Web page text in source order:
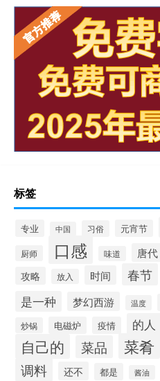
标签
专业 中国 习俗 元宵节
厨师 口感 味道 唐代
攻略 放入 时间 春节
是一种 梦幻西游 温度
炒锅 电磁炉 疫情 的人
自己的 菜品 菜肴
调料 还不 都是 酱油